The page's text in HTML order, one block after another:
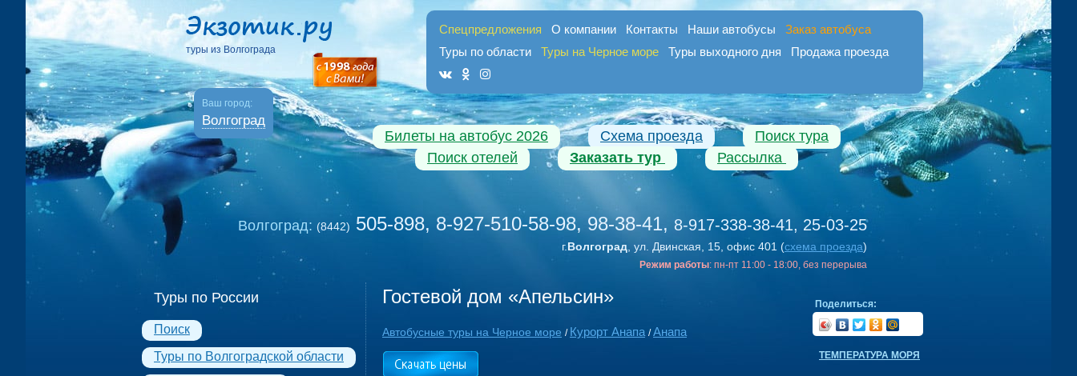
туры из Волгограда
Спецпредложения О компании Контакты Наши автобусы
Заказ автобуса
Туры по области
Туры на Черное море Туры выходного дня Продажа проезда
Ваш город:
Волгоград
Билеты на автобус 2026 Схема проезда
Поиск тура
Поиск отелей
Заказать тур Рассылка
Волгоград: (8442) 505-898, 8-927-510-58-98, 98-38-41, 8-917-338-38-41, 25-03-25
г.Волгоград , ул. Двинская, 15, офис 401 (схема проезда)
Режим работы: пн-пт 11:00 - 18:00, без перерыва
Гостевой дом «Апельсин» Поделиться:
ТЕМПЕРАТУРА МОРЯ
Автобусные туры на Черное море / Курорт Анапа /Анапа
Туры по России
Поиск
Туры по Волгоградской области